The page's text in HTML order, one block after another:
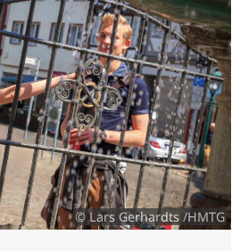
© Lars Gerhardts /HMTG